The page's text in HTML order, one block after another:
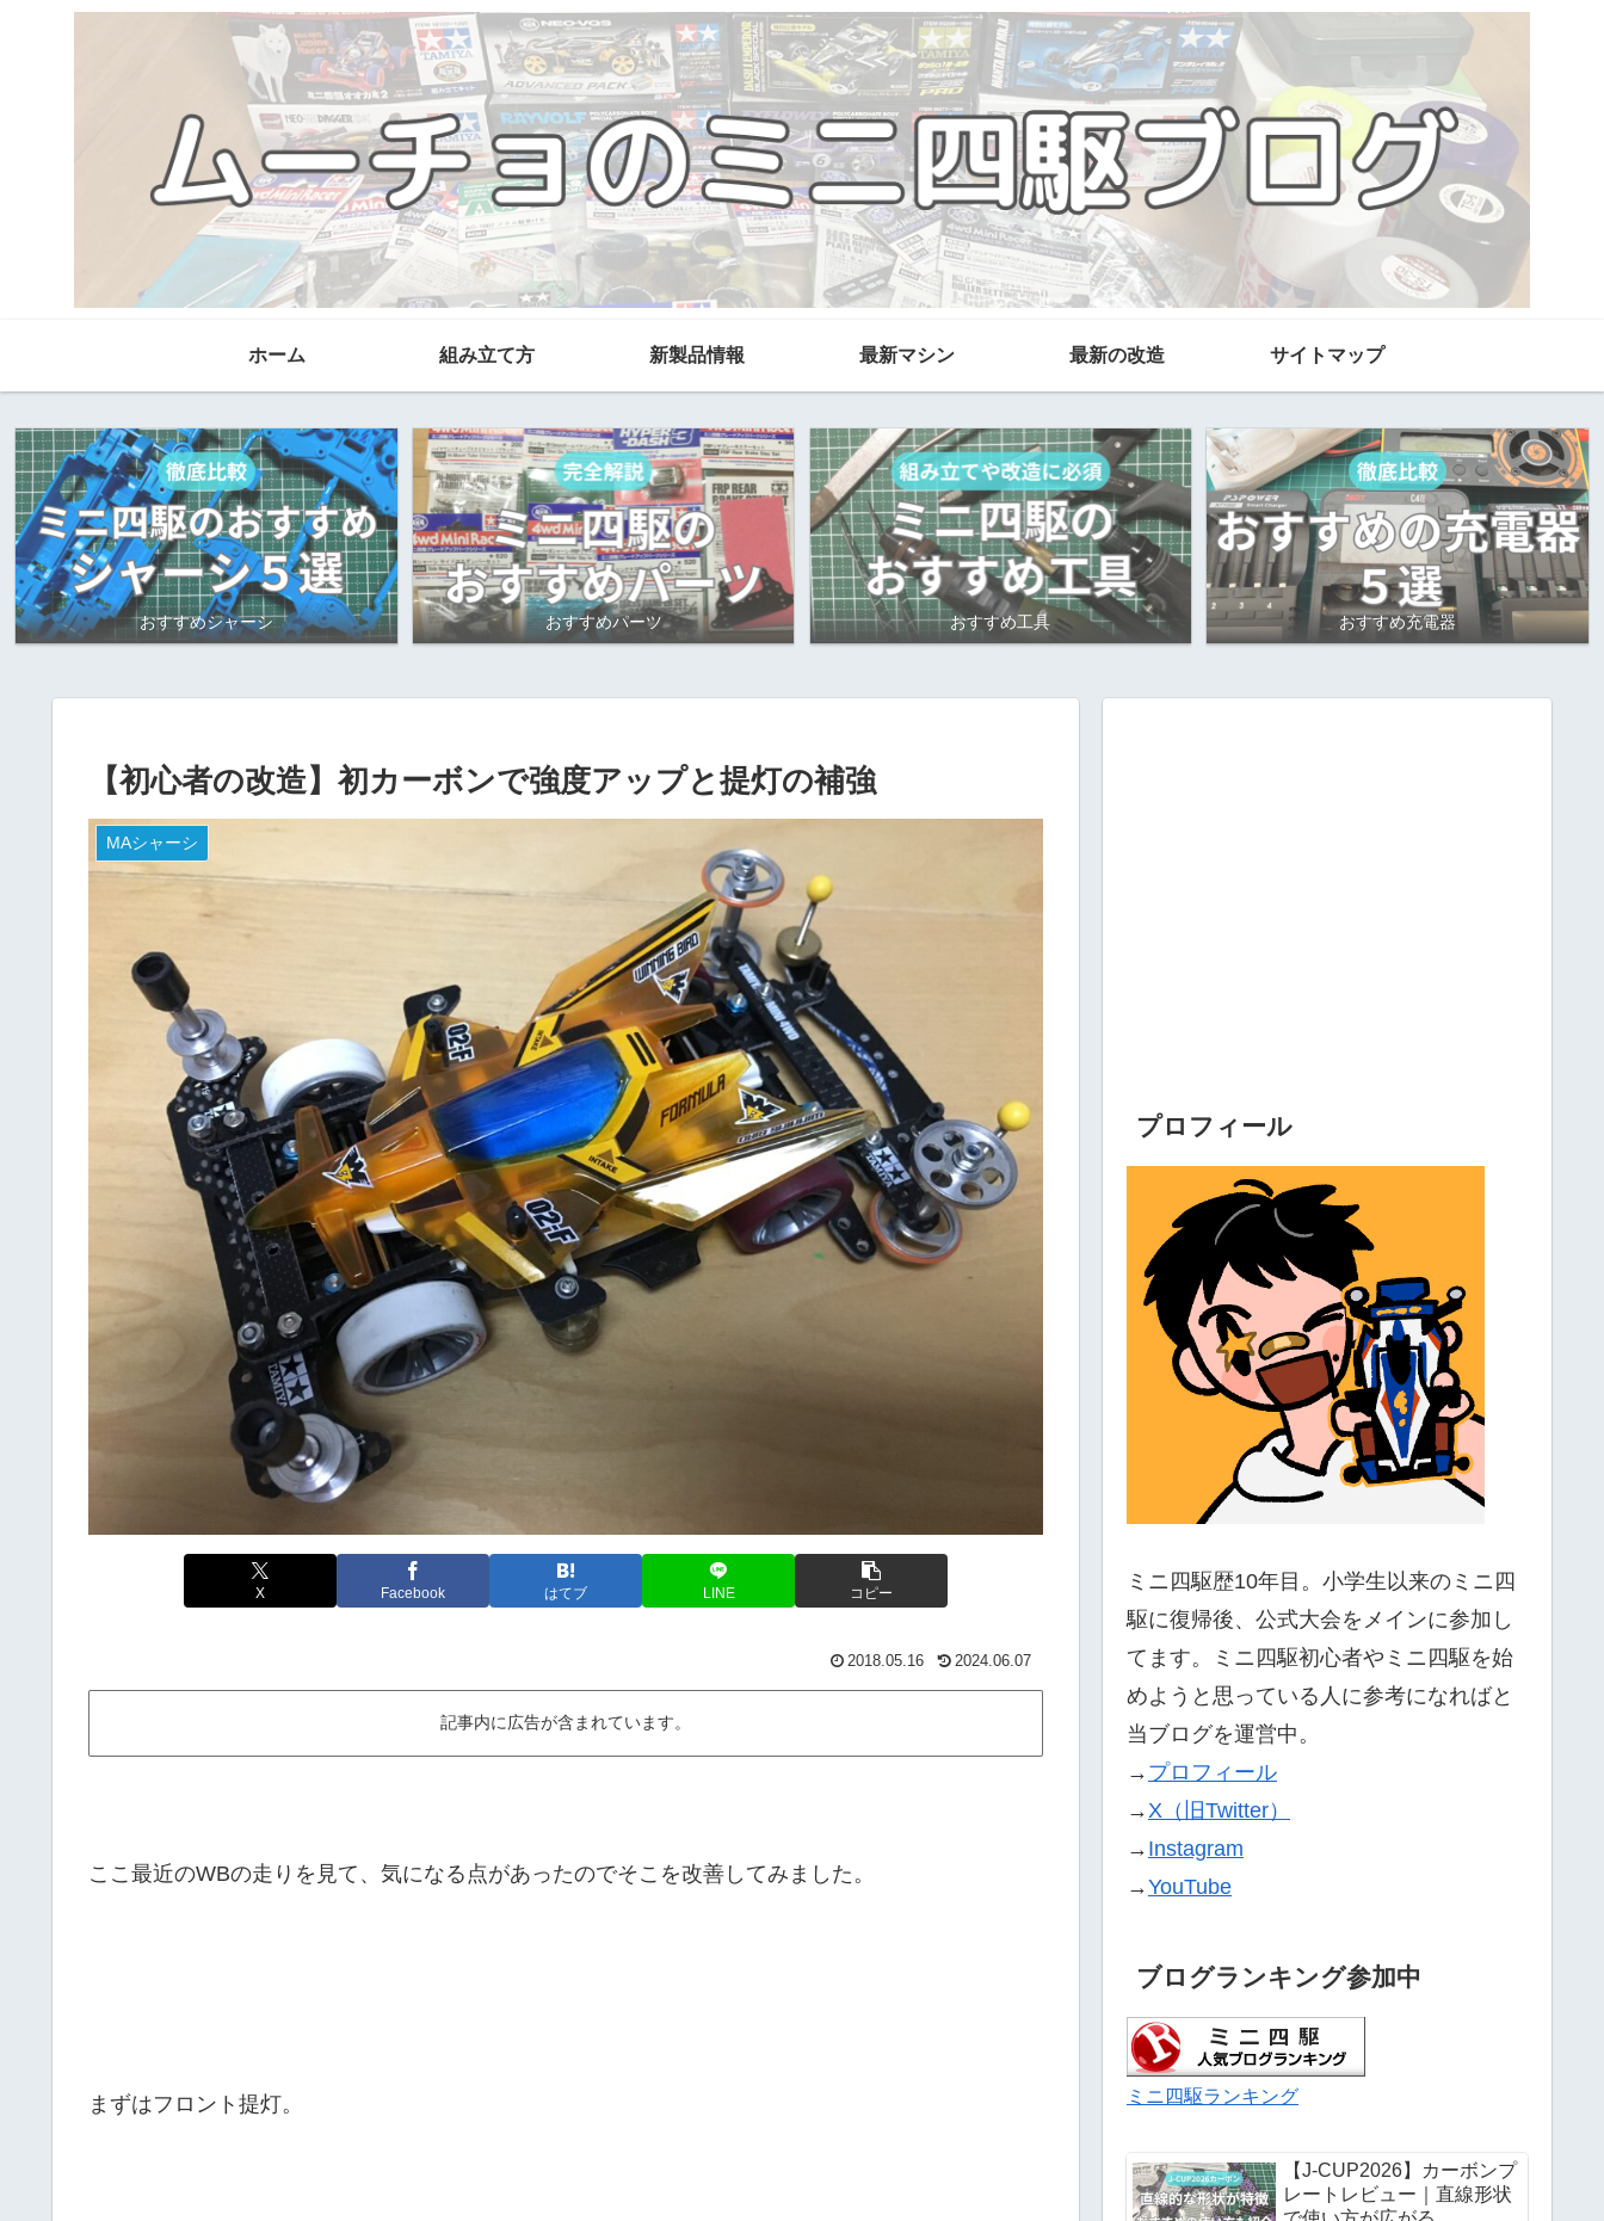
ホーム 組み立て方 新製品情報 最新マシン 最新の改造 サイトマップ
おすすめシャーシ おすすめパーツ おすすめ工具 おすすめ充電器
【初心者の改造】初カーボンで強度アップと提灯の補強
MAシャーシ
X Facebook はてブ LINE コピー
2018.05.16 2024.06.07
記事内に広告が含まれています。
ここ最近のWBの走りを見て、気になる点があったのでそこを改善してみました。
まずはフロント提灯。
プロフィール
ミニ四駆歴10年目。小学生以来のミニ四
駆に復帰後、公式大会をメインに参加し
てます。ミニ四駆初心者やミニ四駆を始
めようと思っている人に参考になればと
当ブログを運営中。
→ プロフィール
→X（旧Twitter）
→ Instagram
→YouTube
ブログランキング参加中
ミニ四駆ランキング
【J-CUP2026】カーボンプ
レートレビュー｜直線形状